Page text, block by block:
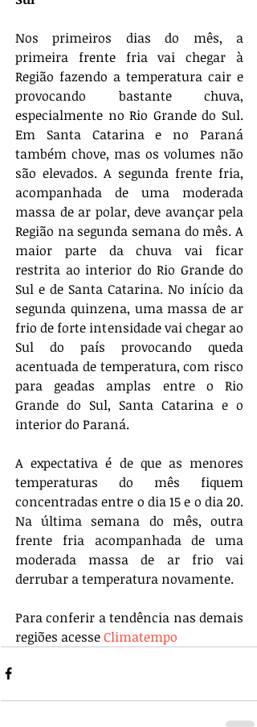
Nos primeiros dias do mês, a
primeira frente fria vai chegar à
Região fazendo a temperatura cair e
provocando bastante chuva,
especialmente no Rio Grande do Sul.
Em Santa Catarina e no Paraná
também chove, mas os volumes não
são elevados. A segunda frente fria,
acompanhada de uma moderada
massa de ar polar, deve avançar pela
Região na segunda semana do mês. A
maior parte da chuva vai ficar
restrita ao interior do Rio Grande do
Sul e de Santa Catarina. No início da
segunda quinzena, uma massa de ar
frio de forte intensidade vai chegar ao
Sul do país provocando queda
acentuada de temperatura, com risco
para geadas amplas entre o Rio
Grande do Sul, Santa Catarina e o
interior do Paraná.
A expectativa é de que as menores
temperaturas do mês fiquem
concentradas entre o dia 15 e o dia 20.
Na última semana do mês, outra
frente fria acompanhada de uma
moderada massa de ar frio vai
derrubar a temperatura novamente.
Para conferir a tendência nas demais
regiões acesse Climatempo